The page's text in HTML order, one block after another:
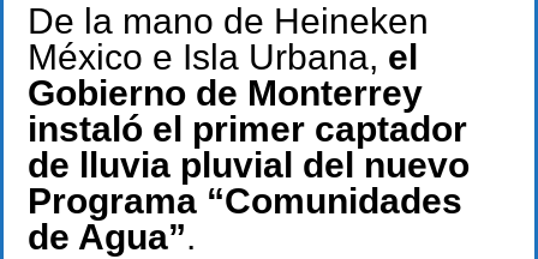
De la mano de Heineken
México e Isla Urbana, el
Gobierno de Monterrey
instaló el primer captador
de lluvia pluvial del nuevo
Programa “Comunidades
de Agua”.